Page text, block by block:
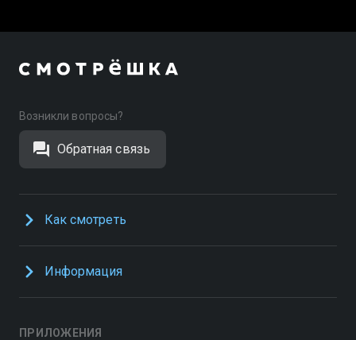
Возникли вопросы?
Обратная связь
Как смотреть
Информация
ПРИЛОЖЕНИЯ